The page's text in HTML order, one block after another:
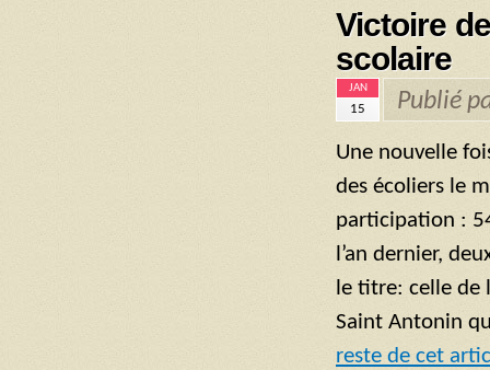
Victoire
scolaire
JAN
15 Publié
Une nouvelle
des écoliers le
participation :
l’an dernier,
le titre: celle de
Saint Antonin
reste de cet